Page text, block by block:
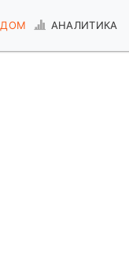
ДОМ АНАЛИТИКА